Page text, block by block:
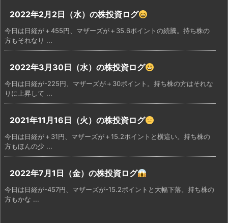
2022年2月2日（水）の株投資ログ
今日は日経が＋455円、マザーズが＋35.6ポイントの続騰。持ち株の
方もそれなり ...
2022年3月30日（水）の株投資ログ
今日は日経が-225円、マザーズが＋30ポイント。持ち株の方はそれな
りに上昇して ...
2021年11月16日（火）の株投資ログ
今日は日経が＋31円、マザーズが＋15.2ポイントと横這い。持ち株の
方もほんの少 ...
2022年7月1日（金）の株投資ログ
今日は日経が-457円、マザーズが-15.2ポイントと大幅下落。持ち株の
方もかな ...